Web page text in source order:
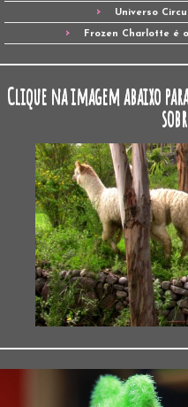
Universo
Frozen Charlotte é
Clique na imagem abaixo